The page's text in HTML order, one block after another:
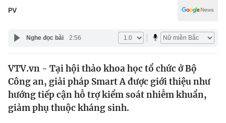
Pháp luật
Y tế
Thế giới
Tin tức
Thế giới đó đây
Kinh tế
Tài chính
PV
Nghe đọc bài 2:56
VTV.vn - Tại hội thảo khoa học tổ chức ở Bộ
Công an, giải pháp Smart A được giới thiệu như
hướng tiếp cận hỗ trợ kiểm soát nhiễm khuẩn,
giảm phụ thuộc kháng sinh.